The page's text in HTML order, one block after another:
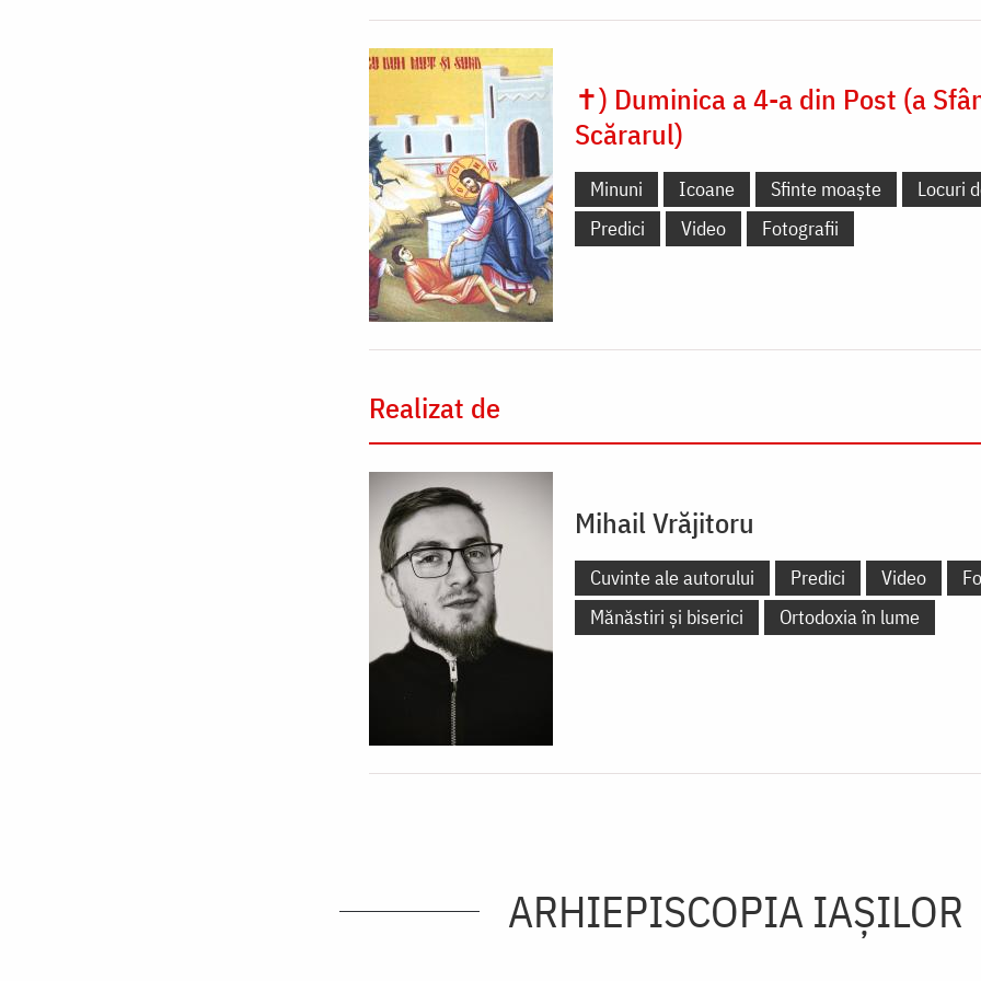
✝) Duminica a 4-a din Post (a
Scărarul)
Minuni Icoane Sfinte moaște
Locuri
Predici
Video Fotografii
Realizat de
Mihail Vrăjitoru
Cuvinte ale autorului Predici Video
Mănăstiri și biserici
Ortodoxia în lume
ARHIEPISCOPIA IAŞILOR